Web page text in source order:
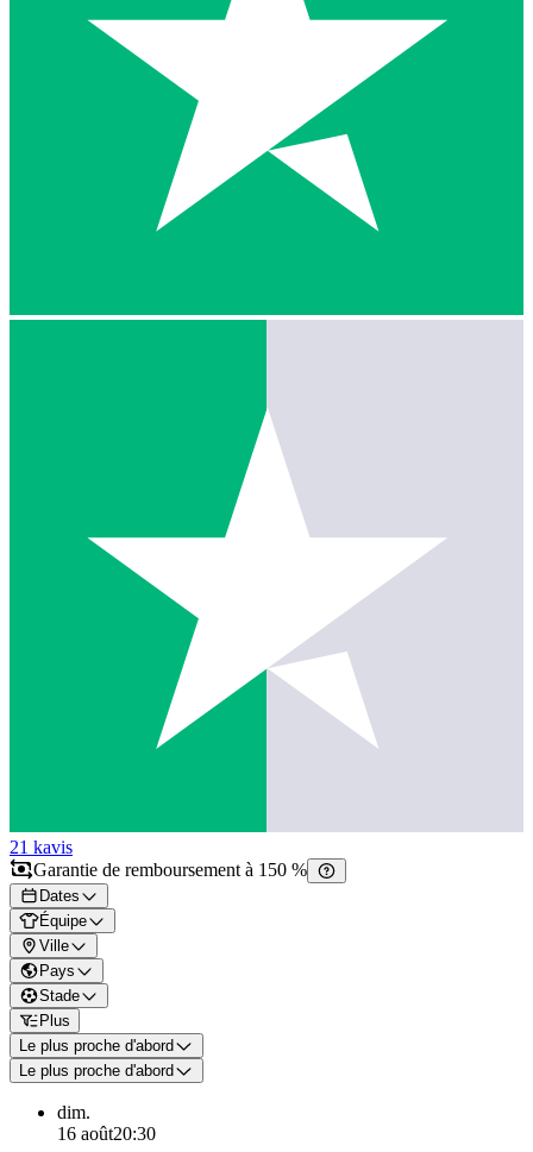
21 kavis
Garantie de remboursement à 150 %
Dates
Équipe
Ville
Pays
Stade
Plus
Le plus proche d'abord
Le plus proche d'abord
dim.
16 août20:30